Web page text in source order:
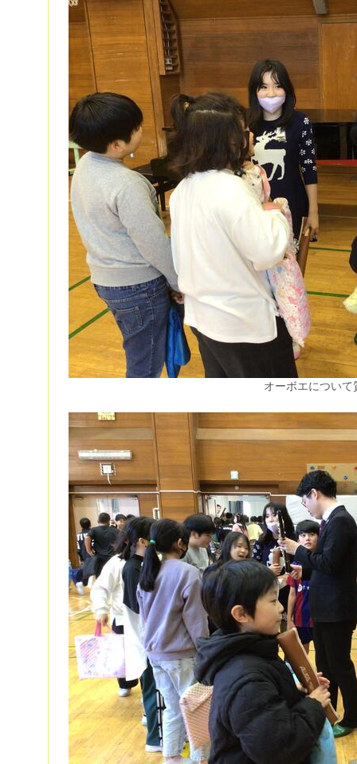
オーボエについ